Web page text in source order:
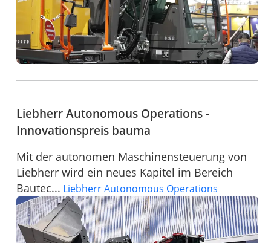
Liebherr Autonomous Operations -
Innovationspreis bauma
Mit der autonomen Maschinensteuerung von
Liebherr wird ein neues Kapitel im Bereich
Bautec... Liebherr Autonomous Operations